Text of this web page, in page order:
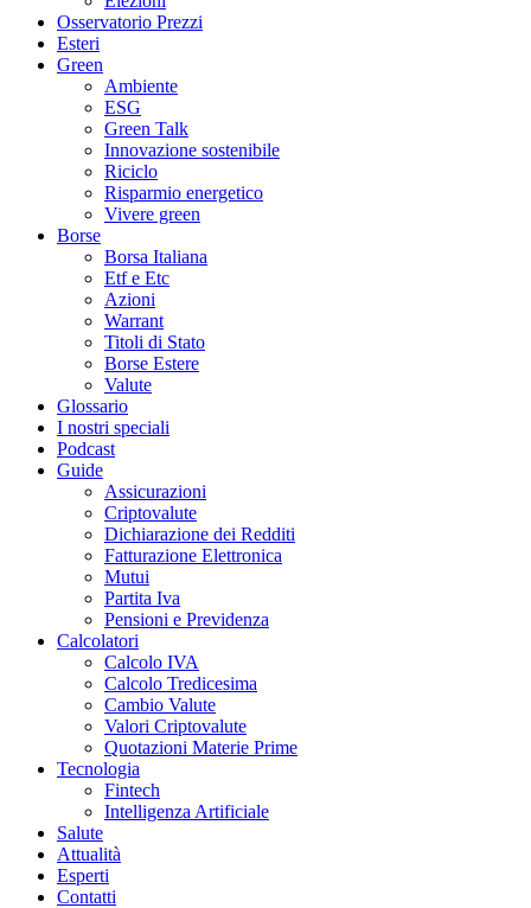
Osservatorio Prezzi
Esteri
Green
Ambiente
ESG
Green Talk
Innovazione sostenibile
Riciclo
Risparmio energetico
Vivere green
Borse
Borsa Italiana
Etf e Etc
Azioni
Warrant
Titoli di Stato
Borse Estere
Valute
Glossario
I nostri speciali
Podcast
Guide
Assicurazioni
Criptovalute
Dichiarazione dei Redditi
Fatturazione Elettronica
Mutui
Partita Iva
Pensioni e Previdenza
Calcolatori
Calcolo IVA
Calcolo Tredicesima
Cambio Valute
Valori Criptovalute
Quotazioni Materie Prime
Tecnologia
Fintech
Intelligenza Artificiale
Salute
Attualità
Esperti
Contatti